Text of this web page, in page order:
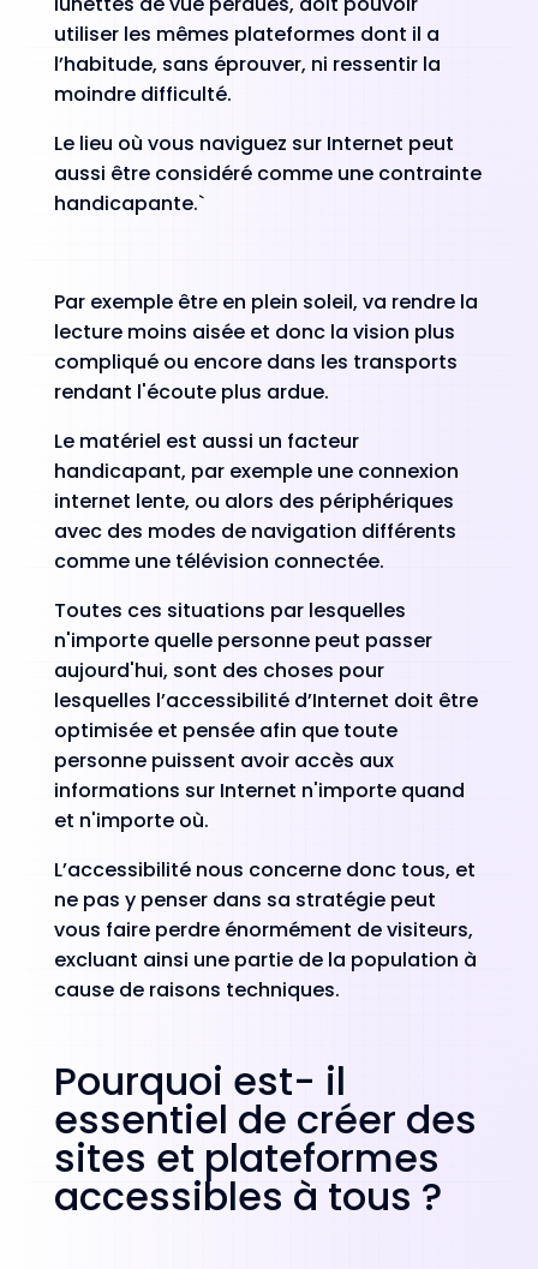
utiliser les mêmes plateformes dont il a
l’habitude, sans éprouver, ni ressentir la
moindre difficulté.
Le lieu où vous naviguez sur Internet peut
aussi être considéré comme une contrainte
handicapante.`
Par exemple être en plein soleil, va rendre la
lecture moins aisée et donc la vision plus
compliqué ou encore dans les transports
rendant l'écoute plus ardue.
Le matériel est aussi un facteur
handicapant, par exemple une connexion
internet lente, ou alors des périphériques
avec des modes de navigation différents
comme une télévision connectée.
Toutes ces situations par lesquelles
n'importe quelle personne peut passer
aujourd'hui, sont des choses pour
lesquelles l’accessibilité d’Internet doit être
optimisée et pensée afin que toute
personne puissent avoir accès aux
informations sur Internet n'importe quand
et n'importe où.
L’accessibilité nous concerne donc tous, et
ne pas y penser dans sa stratégie peut
vous faire perdre énormément de visiteurs,
excluant ainsi une partie de la population à
cause de raisons techniques.
Pourquoi est- il
essentiel de créer des
sites et plateformes
accessibles à tous ?